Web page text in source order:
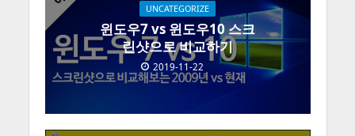
UNCATEGORIZE
윈도우7 vs 윈도우10 스크
린샷으로 비교하기
2019-11-22